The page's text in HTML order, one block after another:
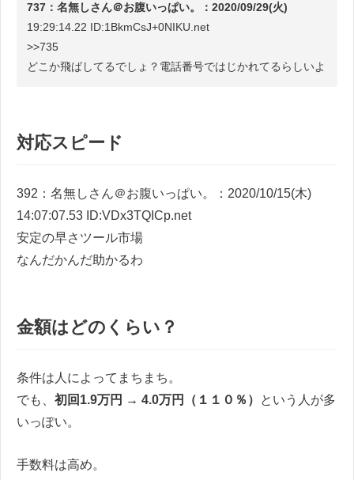
737：名無しさん＠お腹いっぱい。：2020/09/29(火)
19:29:14.22 ID:1BkmCsJ+0NIKU.net
>>735
どこか飛ばしてるでしょ？電話番号ではじかれてるらしいよ
対応スピード
392：名無しさん＠お腹いっぱい。：2020/10/15(木)
14:07:07.53 ID:VDx3TQICp.net
安定の早さツール市場
なんだかんだ助かるわ
金額はどのくらい？
条件は人によってまちまち。
でも、 初回1.9万円 → 4.0万円（１１０％）
という人が多
いっぽい。
手数料は高め。